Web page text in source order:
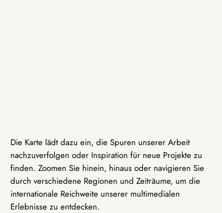
Die Karte lädt dazu ein, die Spuren unserer Arbeit
nachzuverfolgen oder Inspiration für neue Projekte zu
finden. Zoomen Sie hinein, hinaus oder navigieren Sie
durch verschiedene Regionen und Zeiträume, um die
internationale Reichweite unserer multimedialen
Erlebnisse zu entdecken.